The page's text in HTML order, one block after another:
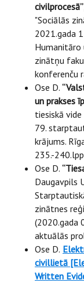
civilprocesā”
"Sociālās
2021.gada
zinātņu
konferenču
Ose D.
un prakses
tiesiskā
79.
krājums.
235.-
Ose D.
Daugavpils
zinātnes
(2020.gada
aktuālās
Ose D.
civillietā
Written